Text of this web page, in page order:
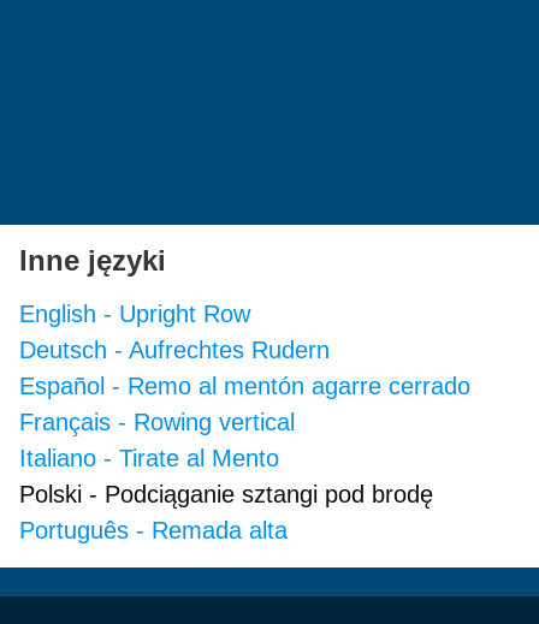
Inne języki
English - Upright Row
Deutsch - Aufrechtes Rudern
Español - Remo al mentón agarre cerrado
Français - Rowing vertical
Italiano - Tirate al Mento
Polski - Podciąganie sztangi pod brodę
Português - Remada alta